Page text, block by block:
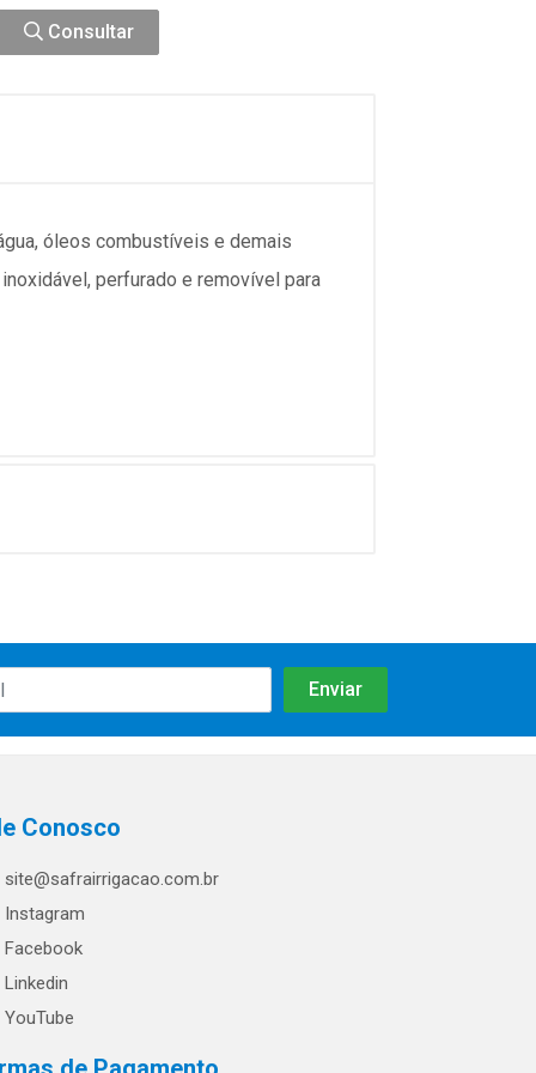
Consultar
óleos combustíveis e demais
perfurado e removível para
Conosco
site@safrairrigacao.com.br
Instagram
Facebook
Linkedin
YouTube